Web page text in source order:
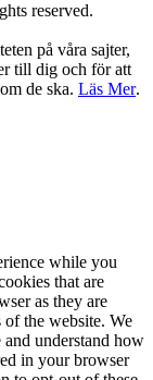
reserved.
på våra sajter,
till dig och för att
de ska. Läs Mer.
while you
that are
as they are
the website. We
understand how
in your browser